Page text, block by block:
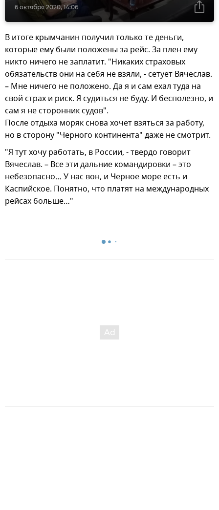
6 октября 2020, 14:06
В итоге крымчанин получил только те деньги,
которые ему были положены за рейс. За плен ему
никто ничего не заплатит. "Никаких страховых
обязательств они на себя не взяли, - сетует Вячеслав.
– Мне ничего не положено. Да я и сам ехал туда на
свой страх и риск. Я судиться не буду. И бесполезно, и
сам я не сторонник судов".
После отдыха моряк снова хочет взяться за работу,
но в сторону "Черного континента" даже не смотрит.
"Я тут хочу работать, в России, - твердо говорит
Вячеслав. – Все эти дальние командировки – это
небезопасно… У нас вон, и Черное море есть и
Каспийское. Понятно, что платят на международных
рейсах больше…"